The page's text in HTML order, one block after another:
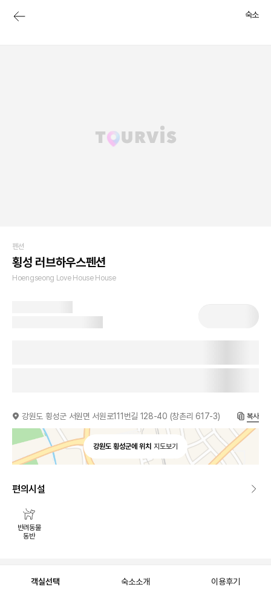
숙소
펜션
횡성 러브하우스펜션
Hoengseong Love House House
강원도 횡성군 서원면 서원로111번길 128-40 (창촌리 617-3) 복사
강원도 횡성군에 위치 지도보기
편의시설
반려동물
동반
객실선택 숙소소개 이용후기